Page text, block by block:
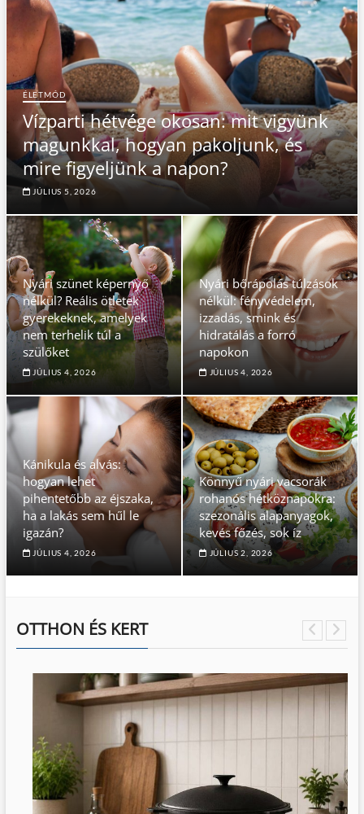
ÉLETMÓD
Vízparti hétvége okosan: mit vigyünk
magunkkal, hogyan pakoljunk, és
mire figyeljünk a napon?
JÚLIUS 5, 2026
Nyári szünet képernyő
nélkül? Reális ötletek
gyerekeknek, amelyek
nem terhelik túl a
szülőket
JÚLIUS 4, 2026
Nyári bőrápolás túlzások
nélkül: fényvédelem,
izzadás, smink és
hidratálás a forró
napokon
JÚLIUS 4, 2026
Kánikula és alvás:
hogyan lehet
pihentetőbb az éjszaka,
ha a lakás sem hűl le
igazán?
JÚLIUS 4, 2026
Könnyű nyári vacsorák
rohanós hétköznapokra:
szezonális alapanyagok,
kevés főzés, sok íz
JÚLIUS 2, 2026
OTTHON ÉS KERT